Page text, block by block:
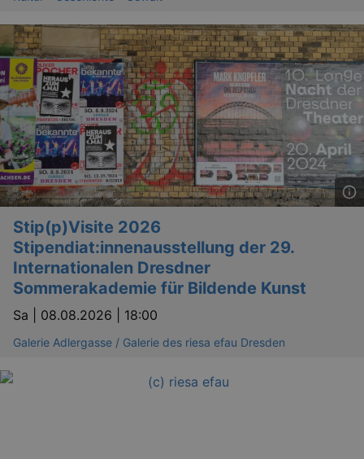
Stip(p)Visite 2026
Stipendiat:innenausstellung der 29.
Internationalen Dresdner
Sommerakademie für Bildende Kunst
Sa | 08.08.2026 | 18:00
Galerie Adlergasse / Galerie des riesa efau Dresden